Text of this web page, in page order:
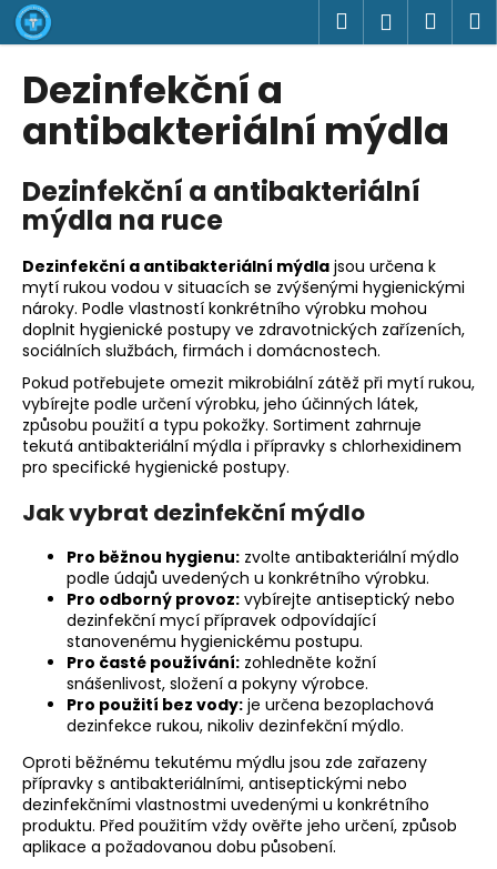
Přejít
na
obsah
Hledat
Dezinfekční a
antibakteriální mýdla
Dezinfekční a antibakteriální
mýdla na ruce
Dezinfekční a antibakteriální mýdla jsou určena k
mytí rukou vodou v situacích se zvýšenými hygienickými
nároky. Podle vlastností konkrétního výrobku mohou
doplnit hygienické postupy ve zdravotnických zařízeních,
sociálních službách, firmách i domácnostech.
Pokud potřebujete omezit mikrobiální zátěž při mytí rukou,
vybírejte podle určení výrobku, jeho účinných látek,
způsobu použití a typu pokožky. Sortiment zahrnuje
tekutá antibakteriální mýdla i přípravky s chlorhexidinem
pro specifické hygienické postupy.
Jak vybrat dezinfekční mýdlo
Pro běžnou hygienu: zvolte antibakteriální mýdlo
podle údajů uvedených u konkrétního výrobku.
Pro odborný provoz: vybírejte antiseptický nebo
dezinfekční mycí přípravek odpovídající
stanovenému hygienickému postupu.
Pro časté používání: zohledněte kožní
snášenlivost, složení a pokyny výrobce.
Pro použití bez vody: je určena bezoplachová
dezinfekce rukou, nikoliv dezinfekční mýdlo.
Oproti běžnému tekutému mýdlu jsou zde zařazeny
přípravky s antibakteriálními, antiseptickými nebo
dezinfekčními vlastnostmi uvedenými u konkrétního
produktu. Před použitím vždy ověřte jeho určení, způsob
aplikace a požadovanou dobu působení.
K
o
C
o
p
o
t
ř
e
b
u
j
e
t
e
n
a
HLEDAT
D